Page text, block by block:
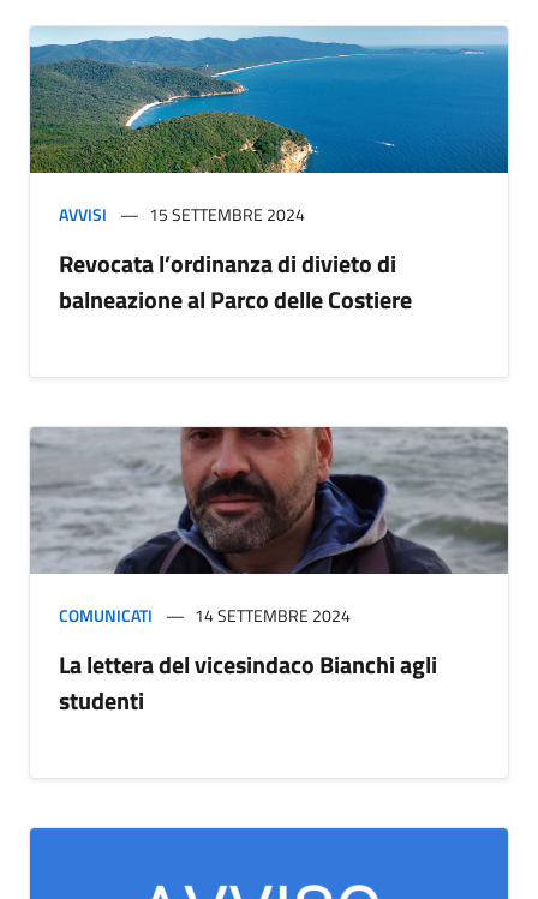
AVVISI 15 SETTEMBRE 2024
Revocata l’ordinanza di divieto di
balneazione al Parco delle Costiere
COMUNICATI 14 SETTEMBRE 2024
La lettera del vicesindaco Bianchi agli
studenti